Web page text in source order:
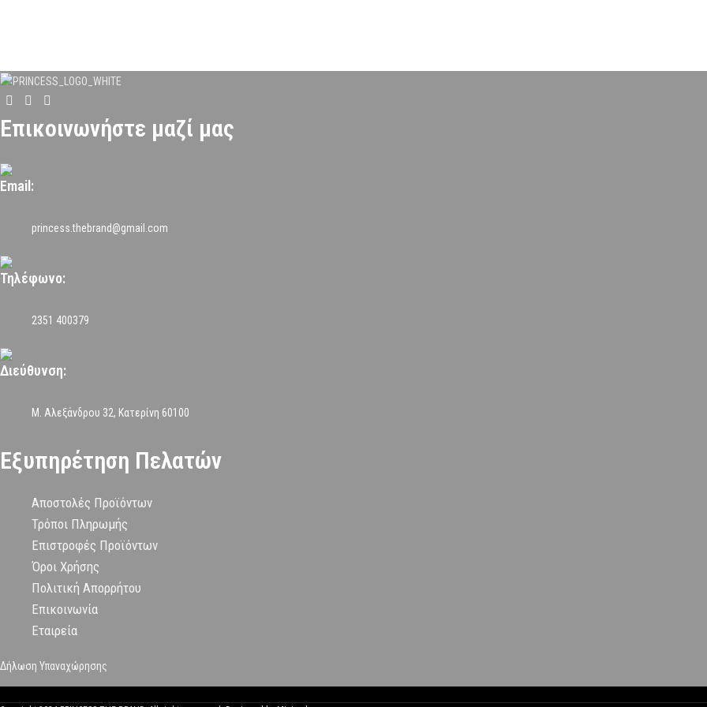
Επικοινωνήστε μαζί μας
Email:
princess.thebrand@gmail.com
Τηλέφωνο:
2351 400379
Διεύθυνση:
Μ. Αλεξάνδρου 32, Κατερίνη 60100
Εξυπηρέτηση Πελατών
Αποστολές Προϊόντων
Τρόποι Πληρωμής
Επιστροφές Προϊόντων
Όροι Χρήσης
Πολιτική Απορρήτου
Επικοινωνία
Εταιρεία
Δήλωση Υπαναχώρησης